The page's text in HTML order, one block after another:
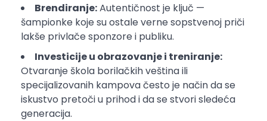
Brendiranje:Autentičnost je ključ —
šampionke koje su ostale verne sopstvenoj priči
lakše privlače sponzore i publiku.
Investicije u obrazovanje i treniranje:
Otvaranje škola borilačkih veština ili
specijalizovanih kampova često je način da se
iskustvo pretoči u prihod i da se stvori sledeća
generacija.